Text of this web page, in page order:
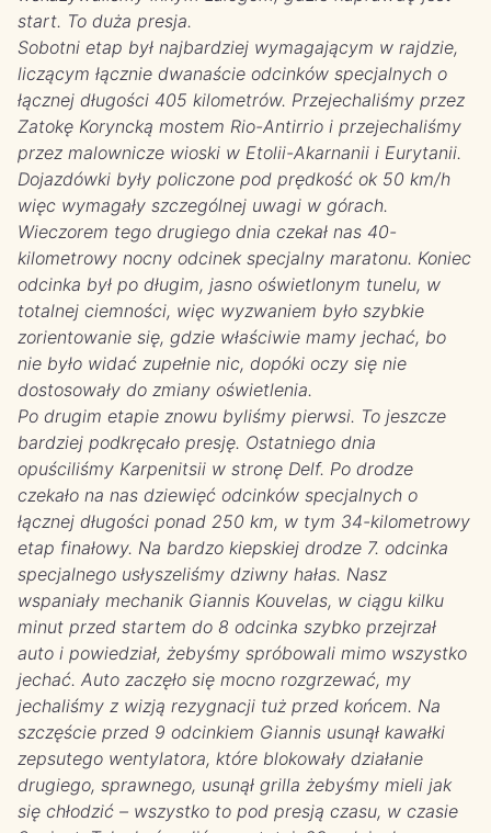
start. To duża presja.
Sobotni etap był najbardziej wymagającym w rajdzie,
liczącym łącznie dwanaście odcinków specjalnych o
łącznej długości 405 kilometrów. Przejechaliśmy przez
Zatokę Koryncką mostem Rio-Antirrio i przejechaliśmy
przez malownicze wioski w Etolii-Akarnanii i Eurytanii.
Dojazdówki były policzone pod prędkość ok 50 km/h
więc wymagały szczególnej uwagi w górach.
Wieczorem tego drugiego dnia czekał nas 40-
kilometrowy nocny odcinek specjalny maratonu. Koniec
odcinka był po długim, jasno oświetlonym tunelu, w
totalnej ciemności, więc wyzwaniem było szybkie
zorientowanie się, gdzie właściwie mamy jechać, bo
nie było widać zupełnie nic, dopóki oczy się nie
dostosowały do zmiany oświetlenia.
Po drugim etapie znowu byliśmy pierwsi. To jeszcze
bardziej podkręcało presję. Ostatniego dnia
opuściliśmy Karpenitsii w stronę Delf. Po drodze
czekało na nas dziewięć odcinków specjalnych o
łącznej długości ponad 250 km, w tym 34-kilometrowy
etap finałowy. Na bardzo kiepskiej drodze 7. odcinka
specjalnego usłyszeliśmy dziwny hałas. Nasz
wspaniały mechanik Giannis Kouvelas, w ciągu kilku
minut przed startem do 8 odcinka szybko przejrzał
auto i powiedział, żebyśmy spróbowali mimo wszystko
jechać. Auto zaczęło się mocno rozgrzewać, my
jechaliśmy z wizją rezygnacji tuż przed końcem. Na
szczęście przed 9 odcinkiem Giannis usunął kawałki
zepsutego wentylatora, które blokowały działanie
drugiego, sprawnego, usunął grilla żebyśmy mieli jak
się chłodzić – wszystko to pod presją czasu, w czasie